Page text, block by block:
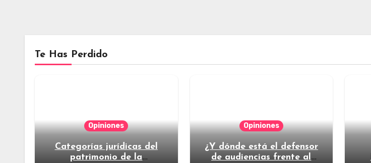
Te Has Perdido
Opiniones
Categorías jurídicas del
patrimonio de la
Opiniones
¿Y dónde está el defensor
de audiencias frente al